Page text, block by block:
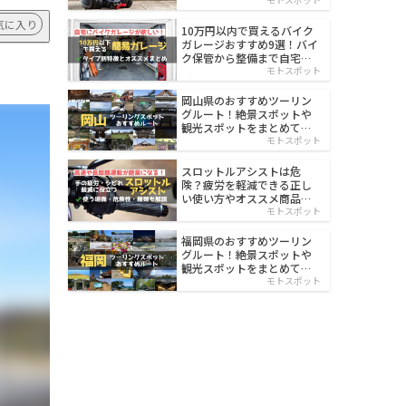
に入り
10万円以内で買えるバイク
ガレージおすすめ9選！バイ
ク保管から整備まで自宅で
モトスポット
岡山県のおすすめツーリン
グルート！絶景スポットや
観光スポットをまとめて紹
モトスポット
スロットルアシストは危
険？疲労を軽減できる正し
い使い方やオススメ商品を
モトスポット
福岡県のおすすめツーリン
グルート！絶景スポットや
観光スポットをまとめて紹
モトスポット